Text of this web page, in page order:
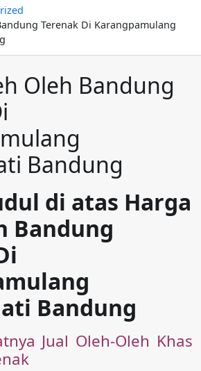
Terenak Di Karangpamulang
Oleh Bandung
Bandung
di atas Harga
Bandung
Bandung
Jual Oleh-Oleh Khas